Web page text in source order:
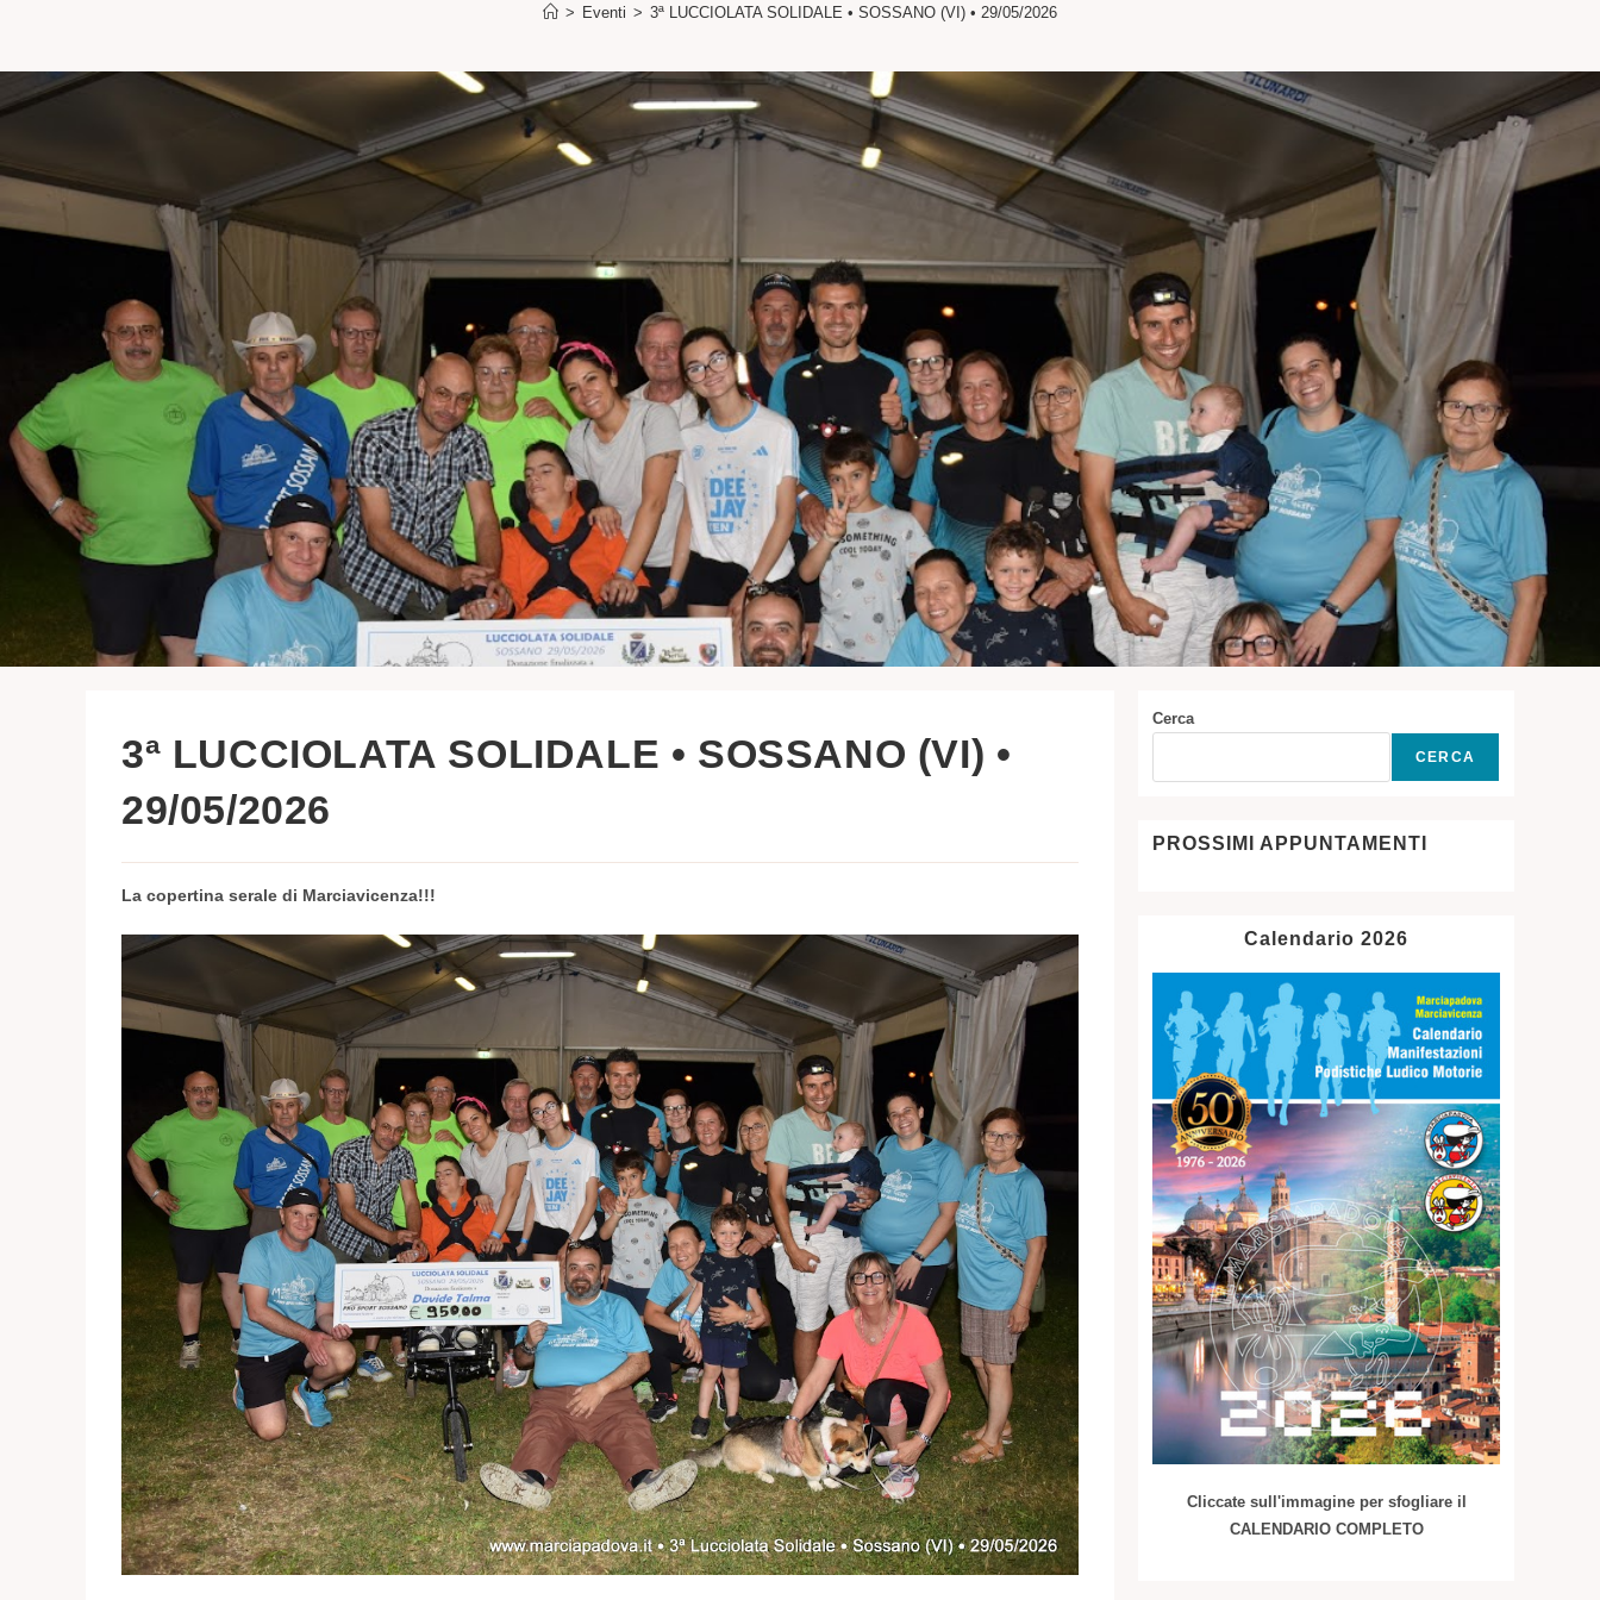
WEB
> Eventi > 3ª LUCCIOLATA SOLIDALE • SOSSANO (VI) • 29/05/2026
3ª LUCCIOLATA SOLIDALE • SOSSANO (VI) •
29/05/2026
La copertina serale di Marciavicenza!!!
Cerca
CERCA
PROSSIMI APPUNTAMENTI
Calendario 2026
Cliccate sull'immagine per sfogliare il
CALENDARIO COMPLETO